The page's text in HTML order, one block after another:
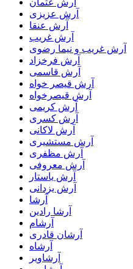
آرش عثمان
آرش عزیزی
آرش عنقا
آرش غریب
آرش غریب و نیما رضوی
آرش فرخزاد
آرش قاسمی
آرش قیصر خواه
آرش قیصرخواه
آرش کریمی
آرش کسری
آرش لاکانی
آرش مستشیری
آرش مظفری
آرش معروفی
آرش یاستار
آرش یزدانی
آرشا
آرشا رادین
آرشام
آرشان قادری
آرشاه
آرشاویر